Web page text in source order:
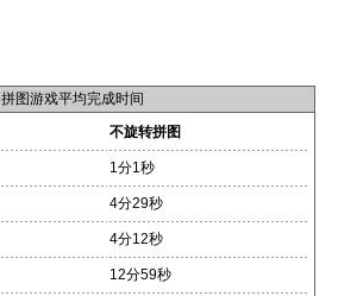
拼图游戏平均完成时间
不旋转拼图
1分1秒
4分29秒
4分12秒
12分59秒